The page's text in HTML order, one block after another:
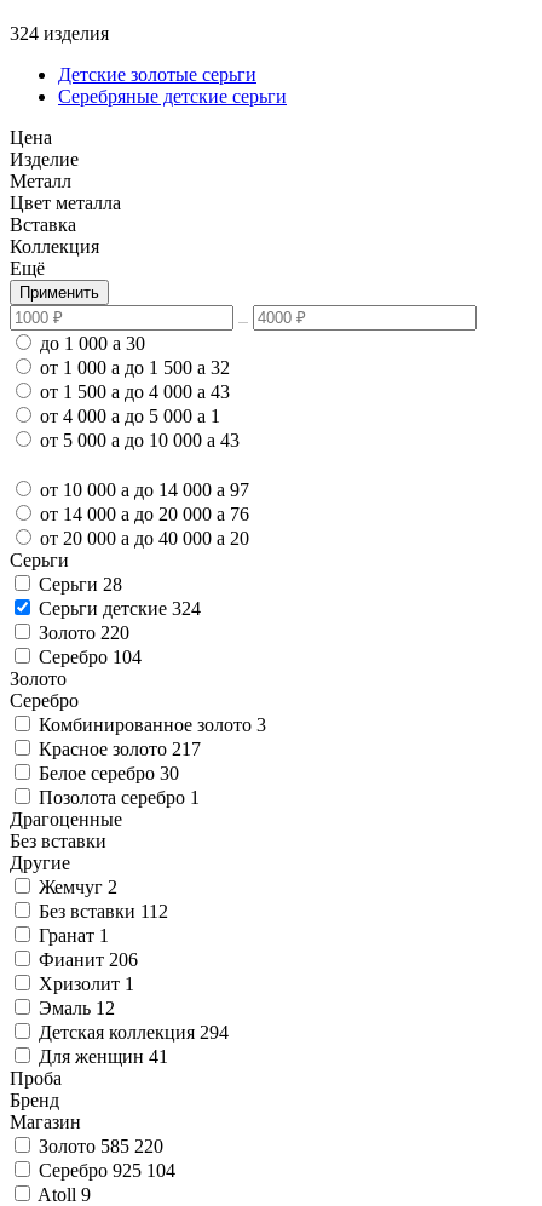
324 изделия
Детские золотые серьги
Серебряные детские серьги
Цена
Изделие
Металл
Цвет металла
Вставка
Коллекция
Ещё
Применить
до 1 000 a 30
от 1 000 a до 1 500 a 32
от 1 500 a до 4 000 a 43
от 4 000 a до 5 000 a 1
от 5 000 a до 10 000 a 43
от 10 000 a до 14 000 a 97
от 14 000 a до 20 000 a 76
от 20 000 a до 40 000 a 20
Серьги
Серьги 28
Серьги детские 324
Золото 220
Серебро 104
Золото
Серебро
Комбинированное золото 3
Красное золото 217
Белое серебро 30
Позолота серебро 1
Драгоценные
Без вставки
Другие
Жемчуг 2
Без вставки 112
Гранат 1
Фианит 206
Хризолит 1
Эмаль 12
Детская коллекция 294
Для женщин 41
Проба
Бренд
Магазин
Золото 585 220
Серебро 925 104
Atoll 9